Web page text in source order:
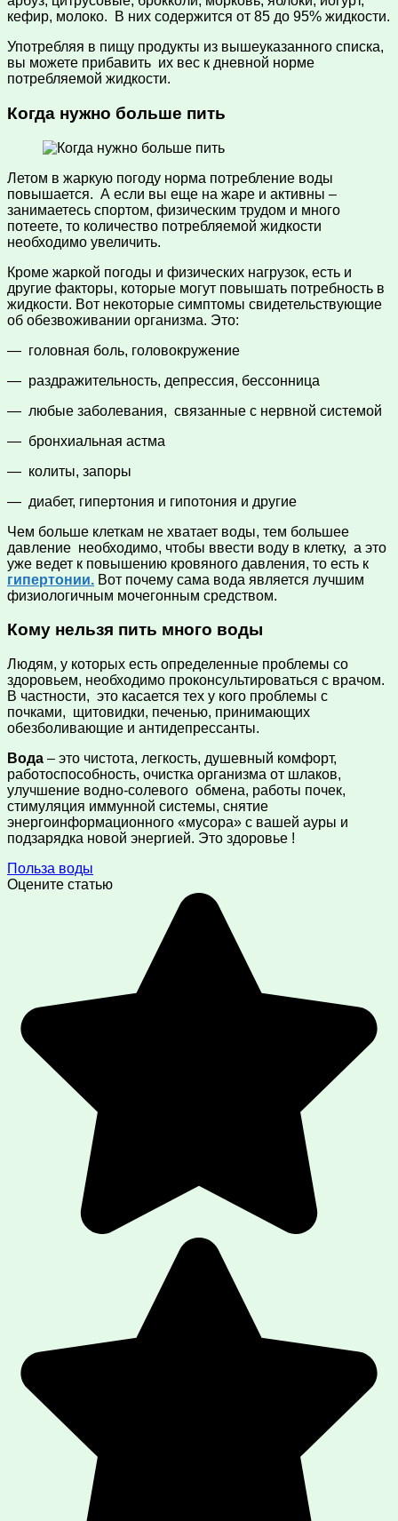
кефир, молоко. В них содержится от 85 до 95% жидкости.
Употребляя в пищу продукты из вышеуказанного списка,
вы можете прибавить их вес к дневной норме
потребляемой жидкости.
Когда нужно больше пить
Летом в жаркую погоду норма потребление воды
повышается. А если вы еще на жаре и активны –
занимаетесь спортом, физическим трудом и много
потеете, то количество потребляемой жидкости
необходимо увеличить.
Кроме жаркой погоды и физических нагрузок, есть и
другие факторы, которые могут повышать потребность в
жидкости. Вот некоторые симптомы свидетельствующие
об обезвоживании организма. Это:
— головная боль, головокружение
— раздражительность, депрессия, бессонница
— любые заболевания, связанные с нервной системой
— бронхиальная астма
— колиты, запоры
— диабет, гипертония и гипотония и другие
Чем больше клеткам не хватает воды, тем большее
давление необходимо, чтобы ввести воду в клетку, а это
уже ведет к повышению кровяного давления, то есть к
гипертонии. Вот почему сама вода является лучшим
физиологичным мочегонным средством.
Кому нельзя пить много воды
Людям, у которых есть определенные проблемы со
здоровьем, необходимо проконсультироваться с врачом.
В частности, это касается тех у кого проблемы с
почками, щитовидки, печенью, принимающих
обезболивающие и антидепрессанты.
Вода – это чистота, легкость, душевный комфорт,
работоспособность, очистка организма от шлаков,
улучшение водно-солевого обмена, работы почек,
стимуляция иммунной системы, снятие
энергоинформационного «мусора» с вашей ауры и
подзарядка новой энергией. Это здоровье !
Польза воды
Оцените статью